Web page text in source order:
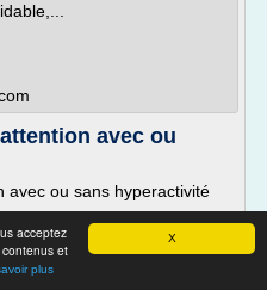
X
acceptez
et
plus
avec ou
avec ou sans hyperactivité
TDA .
ou sans hyperactivité